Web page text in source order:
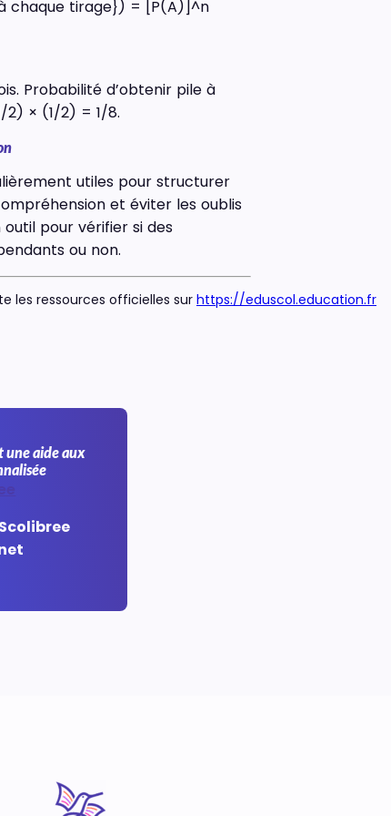
chaque tirage}) = [P(A)]^n
Probabilité d’obtenir pile à
2) × (1/2) = 1/8.
utiles pour structurer
et éviter les oublis
outil pour vérifier si des
ou non.
les ressources officielles sur https://eduscol.education.fr
une aide aux